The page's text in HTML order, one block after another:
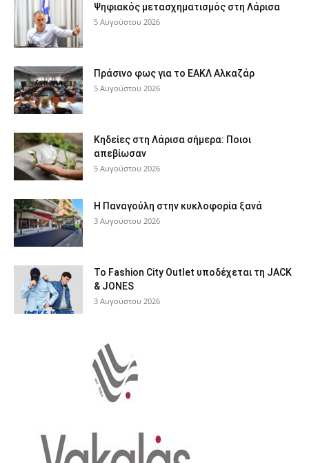
Ψηφιακός μετασχηματισμός στη Λάρισα
5 Αυγούστου 2026
Πράσινο φως για το ΕΑΚΛ Αλκαζάρ
5 Αυγούστου 2026
Κηδείες στη Λάρισα σήμερα: Ποιοι
απεβίωσαν
5 Αυγούστου 2026
Η Παναγούλη στην κυκλοφορία ξανά
3 Αυγούστου 2026
Το Fashion City Outlet υποδέχεται τη JACK
& JONES
3 Αυγούστου 2026